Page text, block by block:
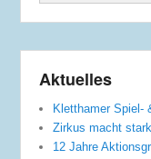
Aktuelles
Kletthamer Spiel-
Zirkus macht stark
12 Jahre